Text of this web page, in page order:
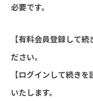
必要です。
【有料会員登録して続
ださい。
【ログインして続き
いたします。